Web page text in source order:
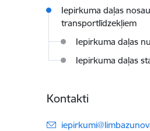
Iepirkuma daļas
transportlīdzekļiem
Iepirkuma daļas
Iepirkuma daļas
Kontakti
E-pasts: